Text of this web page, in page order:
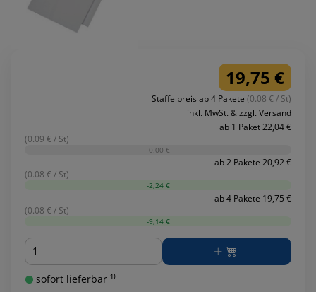
19,75 €
Staffelpreis ab 4 Pakete (0.08 € / St)
inkl. MwSt. & zzgl. Versand
ab 1 Paket 22,04 €
(0.09 € / St)
-0,00 €
ab 2 Pakete 20,92 €
(0.08 € / St)
-2,24 €
ab 4 Pakete 19,75 €
(0.08 € / St)
-9,14 €
Menge
sofort lieferbar ¹⁾